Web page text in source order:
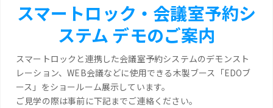
スマートロック・会議室予約シ
ステム デモのご案内
スマートロックと連携した会議室予約システムのデモンスト
レーション、WEB会議などに使用できる木製ブース「EDOブ
ース」をショールーム展示しています。
ご見学の際は事前に下記までご連絡ください。